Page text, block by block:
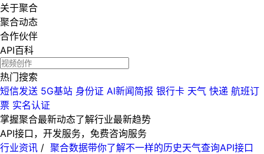
关于聚合
聚合动态
合作伙伴
API百科
热门搜索
短信发送 5G基站 身份证 AI新闻简报 银行卡 天气 快递 航班订
票 实名认证
掌握聚合最新动态了解行业最新趋势
API接口，开发服务，免费咨询服务
行业资讯 / 聚合数据带你了解不一样的历史天气查询API接口